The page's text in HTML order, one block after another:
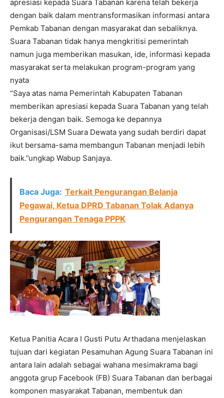
apresiasi kepada Suara Tabanan karena telah bekerja
dengan baik dalam mentransformasikan informasi antara
Pemkab Tabanan dengan masyarakat dan sebaliknya.
Suara Tabanan tidak hanya mengkritisi pemerintah
namun juga memberikan masukan, ide, informasi kepada
masyarakat serta melakukan program-program yang
nyata
“Saya atas nama Pemerintah Kabupaten Tabanan
memberikan apresiasi kepada Suara Tabanan yang telah
bekerja dengan baik. Semoga ke depannya
Organisasi/LSM Suara Dewata yang sudah berdiri dapat
ikut bersama-sama membangun Tabanan menjadi lebih
baik.”ungkap Wabup Sanjaya.
Baca Juga: Terkait Pengurangan Belanja
Pegawai, Ketua DPRD Tabanan Tolak Adanya
Pengurangan Tenaga PPPK
Ketua Panitia Acara I Gusti Putu Arthadana menjelaskan
tujuan dari kegiatan Pesamuhan Agung Suara Tabanan ini
antara lain adalah sebagai wahana mesimakrama bagi
anggota grup Facebook (FB) Suara Tabanan dan berbagai
komponen masyarakat Tabanan, membentuk dan